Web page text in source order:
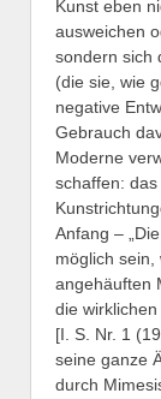
Kunst eben
ausweichen
sondern sich
(die sie, wie
negative
Gebrauch
Moderne
schaffen:
Anfang –
möglich
angehäuften
die
[I. S. Nr. 1
seine ganze
durch